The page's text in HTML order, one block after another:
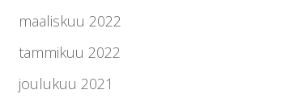
maaliskuu 2022
tammikuu 2022
joulukuu 2021